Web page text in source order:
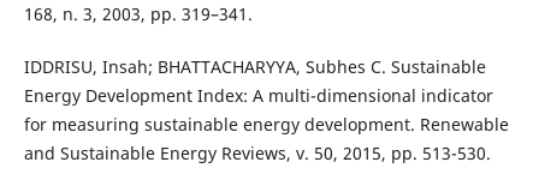
168, n. 3, 2003, pp. 319–341.
IDDRISU, Insah; BHATTACHARYYA, Subhes C. Sustainable
Energy Development Index: A multi-dimensional indicator
for measuring sustainable energy development. Renewable
and Sustainable Energy Reviews, v. 50, 2015, pp. 513-530.